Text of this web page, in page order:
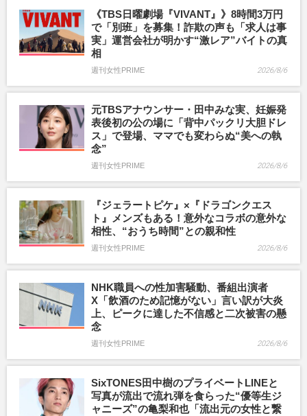
《TBS日曜劇場『VIVANT』》8時間3万円
で「別班」を募集！詐欺の声も「求人は事
実」運営会社が明かす“激レア”バイトの真
相
週刊女性PRIME 2026/8/6
元TBSアナウンサー・田中みな実、妊娠発
表後初の公の場に「背中パックリ大胆ドレ
ス」で登場、ママでも変わらぬ“美への執
念”
週刊女性PRIME 2026/8/6
『ジェラートピケ』×『ドラゴンクエス
ト』メンズもある！意外なコラボの意外な
相性、“おうち時間”との親和性
週刊女性PRIME 2026/8/6
NHK職員への性加害騒動、番組出演者
X「飲酒のため記憶がない」言い訳が大炎
上、ピークに達した不信感と二次被害の懸
念
週刊女性PRIME 2026/8/6
SixTONES田中樹のプライベートLINEと
写真が流出で流れ弾を食らった“優等生ジ
ャニーズ”の亀梨和也「流出元の女性と繋